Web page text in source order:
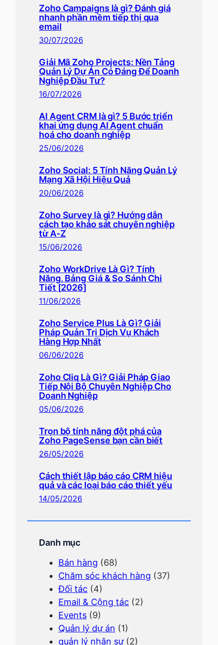
Zoho Campaigns là gì? Đánh giá
nhanh phần mềm tiếp thị qua
email
30/07/2026
Giải Mã Zoho Projects: Nền Tảng
Quản Lý Dự Án Có Đáng Để Doanh
Nghiệp Đầu Tư?
16/07/2026
AI Agent CRM là gì? 5 Bước triển
khai ứng dụng AI Agent chuẩn
hoá cho doanh nghiệp
25/06/2026
Zoho Social: 5 Tính Năng Quản Lý
Mạng Xã Hội Hiệu Quả
20/06/2026
Zoho Survey là gì? Hướng dẫn
cách tạo khảo sát chuyên nghiệp
từ A-Z
15/06/2026
Zoho WorkDrive Là Gì? Tính
Năng, Bảng Giá & So Sánh Chi
Tiết [2026]
11/06/2026
Zoho Service Plus Là Gì? Giải
Pháp Quản Trị Dịch Vụ Khách
Hàng Hợp Nhất
06/06/2026
Zoho Cliq Là Gì? Giải Pháp Giao
Tiếp Nội Bộ Chuyên Nghiệp Cho
Doanh Nghiệp
05/06/2026
Trọn bộ tính năng đột phá của
Zoho PageSense bạn cần biết
26/05/2026
Cách thiết lập báo cáo CRM hiệu
quả và các loại báo cáo thiết yếu
14/05/2026
Danh mục
Bán hàng (68)
Chăm sóc khách hàng (37)
Đối tác (4)
Email & Cộng tác (2)
Events (9)
Quản lý dự án (1)
quản lý nhân sự(2)